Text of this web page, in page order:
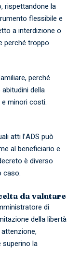
rispettandone la
flessibile e
a interdizione o
perché troppo
perché
della
minori costi.
atti l’ADS può
al beneficiario e
è diverso
caso.
da valutare
di
della libertà
superino la